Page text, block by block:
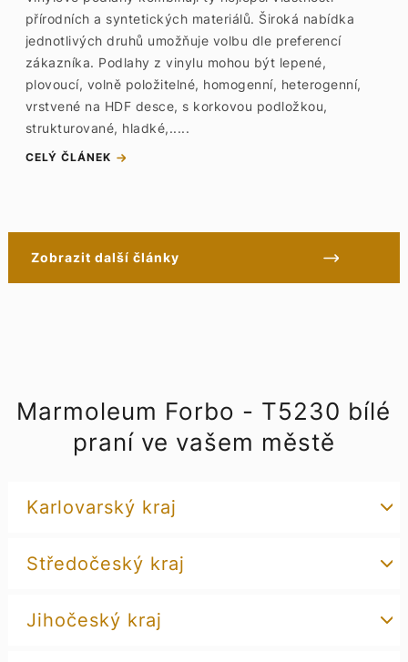
přírodních a syntetických materiálů. Široká nabídka
jednotlivých druhů umožňuje volbu dle preferencí
zákazníka. Podlahy z vinylu mohou být lepené,
plovoucí, volně položitelné, homogenní, heterogenní,
vrstvené na HDF desce, s korkovou podložkou,
strukturované, hladké,.....
CELÝ ČLÁNEK
Zobrazit další články
Marmoleum Forbo - T5230 bílé
praní ve vašem městě
Karlovarský kraj
Středočeský kraj
Jihočeský kraj